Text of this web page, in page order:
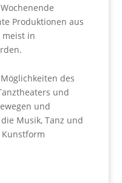
Produktionen aus
meist in
des
und
und
Musik, Tanz und